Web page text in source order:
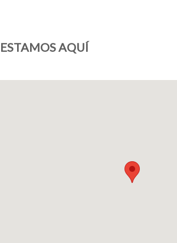
Añade tu negocio
ESTAMOS AQUÍ